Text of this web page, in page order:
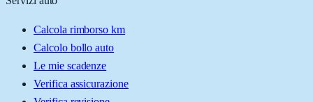
Calcola rimborso km
Calcolo bollo auto
Le mie scadenze
Verifica assicurazione